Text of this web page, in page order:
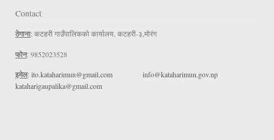
Contact
ठेगाना: कटहरी गाउँपालिकको कार्यालय, कटहरी-३,मोरंग
फोन: 9852023528
इमेल: ito.kataharimun@gmail.com
info@kataharimun.gov.np
kataharigaupalika@gmail.com